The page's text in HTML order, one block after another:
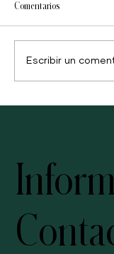
¿Qué son los
Comentarios
Escribir un